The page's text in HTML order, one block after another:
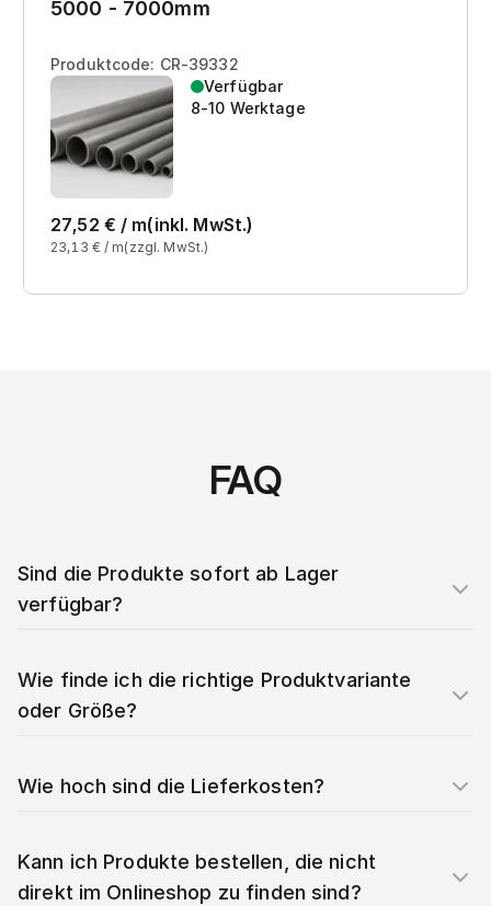
5000 - 7000mm
Produktcode: CR-39332
Verfügbar
8-10 Werktage
27,52 € / m(inkl. MwSt.)
23,13 € / m(zzgl. MwSt.)
FAQ
Sind die Produkte sofort ab Lager
verfügbar?
Wie finde ich die richtige Produktvariante
oder Größe?
Wie hoch sind die Lieferkosten?
Kann ich Produkte bestellen, die nicht
direkt im Onlineshop zu finden sind?